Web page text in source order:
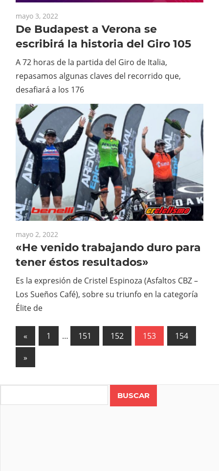
mayo 3, 2022
De Budapest a Verona se
escribirá la historia del Giro 105
A 72 horas de la partida del Giro de Italia,
repasamos algunas claves del recorrido que,
desafiará a los 176
mayo 2, 2022
«He venido trabajando duro para
tener éstos resultados»
Es la expresión de Cristel Espinoza (Asfaltos CBZ –
Los Sueños Café), sobre su triunfo en la categoría
Élite de
Paginación
de
entradas
« Previous
Posts
1 … 151 152 153
154
Next
Posts
»